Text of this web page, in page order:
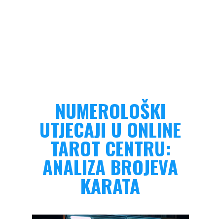
NUMEROLOŠKI
UTJECAJI U ONLINE
TAROT CENTRU:
ANALIZA BROJEVA
KARATA